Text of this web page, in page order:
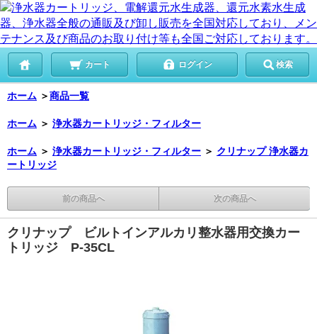
カート ログイン 検索
ホーム ＞商品一覧
ホーム ＞ 浄水器カートリッジ・フィルター
ホーム ＞ 浄水器カートリッジ・フィルター ＞ クリナップ 浄水器カ
ートリッジ
前の商品へ 次の商品へ
クリナップ ビルトインアルカリ整水器用交換カー
トリッジ P-35CL